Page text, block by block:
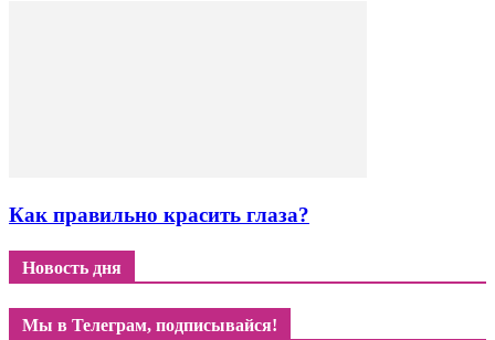
Как правильно красить глаза?
Новость дня
Мы в Телеграм, подписывайся!